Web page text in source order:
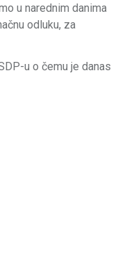
u narednim danima
odluku, za
u o čemu je danas